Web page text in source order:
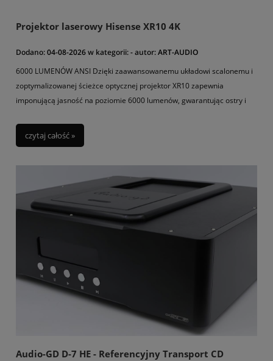
Projektor laserowy Hisense XR10 4K
Dodano:04-08-2026w kategorii:-autor:ART-AUDIO
6000 LUMENÓW ANSI Dzięki zaawansowanemu układowi scalonemu i
zoptymalizowanej ścieżce optycznej projektor XR10 zapewnia
imponującą jasność na poziomie 6000 lumenów, gwarantując ostry i
czytaj całość »
Audio-GD D-7 HE - Referencyjny Transport CD